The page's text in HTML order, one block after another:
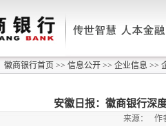
徽商银行首页 >> 信息公开 >> 企业信息 >>
安徽日报：徽商银行深
来源： 作